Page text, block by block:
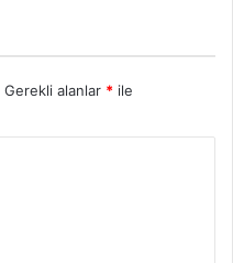
Gerekli alanlar * ile